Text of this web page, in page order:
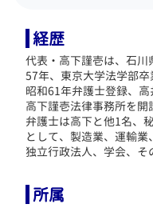
経歴
代表・高下謹壱は、石
57年、東京大学法学部卒
昭和61年弁護士登録、
高下謹壱法律事務所を開
弁護士は高下と他1名、
として、製造業、運輸業
独立行政法人、学会、そ
所属